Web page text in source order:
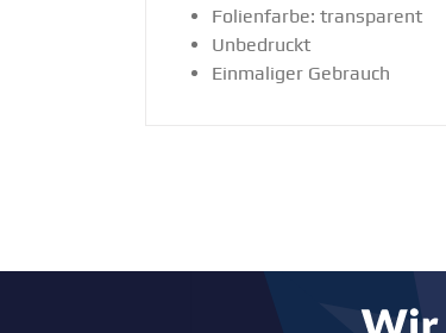
Folien­farbe: trans­parent
Unbedruckt
Einma­liger Gebrauch